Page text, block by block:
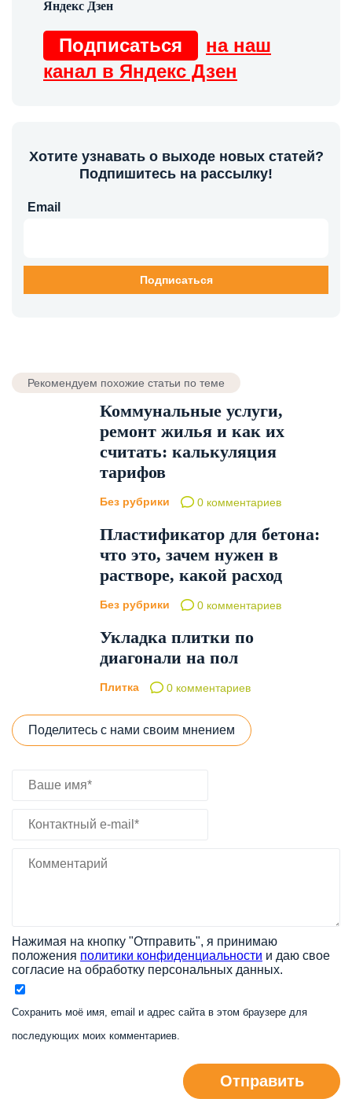
Подписаться
на наш
канал в Яндекс Дзен
Хотите узнавать о выходе новых статей?
Подпишитесь на рассылку!
Email
Рекомендуем похожие статьи по теме
Коммунальные услуги,
ремонт жилья и как их
считать: калькуляция
тарифов
Без рубрики 0 комментариев
Пластификатор для бетона:
что это, зачем нужен в
растворе, какой расход
Без рубрики 0 комментариев
Укладка плитки по
диагонали на пол
Плитка 0 комментариев
Поделитесь с нами своим мнением
Нажимая на кнопку "Отправить", я принимаю
положения политики конфиденциальности и даю свое
согласие на обработку персональных данных.
Сохранить моё имя, email и адрес сайта в этом браузере для
последующих моих комментариев.
Отправить